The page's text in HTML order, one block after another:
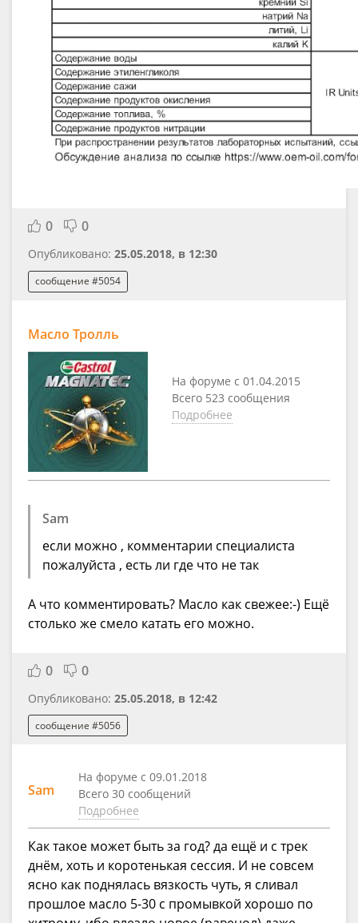
0 0
Опубликовано: 25.05.2018, в 12:30
сообщение #5054
Масло Тролль
На форуме с 01.04.2015
Всего 523 сообщения
Подробнее
Sam
если можно , комментарии специалиста
пожалуйста , есть ли где что не так
А что комментировать? Масло как свежее:-) Ещё
столько же смело катать его можно.
0 0
Опубликовано: 25.05.2018, в 12:42
сообщение #5056
Sam
На форуме с 09.01.2018
Всего 30 сообщений
Подробнее
Как такое может быть за год? да ещё и с трек
днём, хоть и коротенькая сессия. И не совсем
ясно как поднялась вязкость чуть, я сливал
прошлое масло 5-30 с промывкой хорошо по